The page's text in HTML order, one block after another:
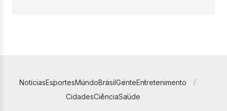
NotíciasEsportesMundoBrasilGenteEntretenimento
CidadesCiênciaSaúde